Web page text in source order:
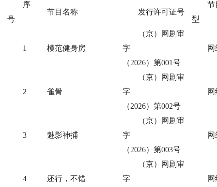
序
号
节目名称 发行许可证号
节
型
1 模范健身房
（京）网剧审
字
（2026）第001号
2 雀骨
（京）网剧审
字
（2026）第002号
3 魅影神捕
（京）网剧审
字
（2026）第003号
4 还行，不错
（京）网剧审
字